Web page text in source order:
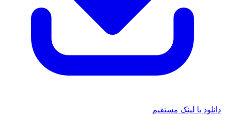
دانلود با لینک مستقیم